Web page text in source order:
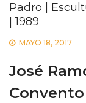
Padro |
| 1989
MAYO 18, 2017
José